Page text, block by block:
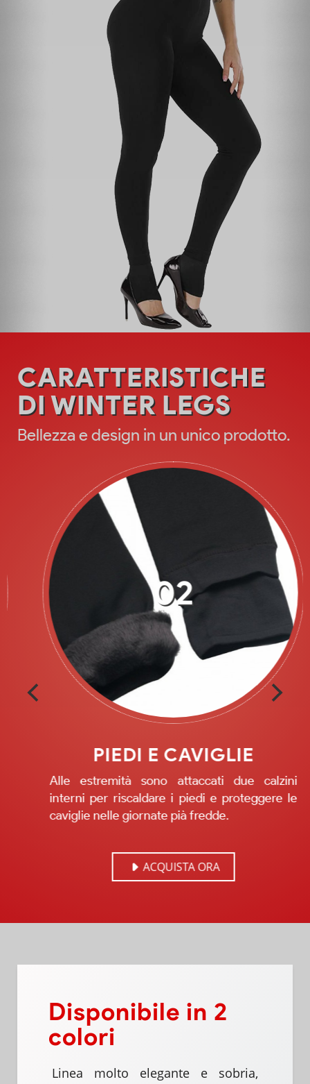
CARATTERISTICHE
DI WINTER LEGS
Bellezza e design in un unico prodotto.
02
PIEDI E CAVIGLIE
Alle estremità sono attaccati due calzini
interni per riscaldare i piedi e proteggere le
caviglie nelle giornate pià fredde.
ACQUISTA ORA
Disponibile in 2
colori
Linea molto elegante e sobria,